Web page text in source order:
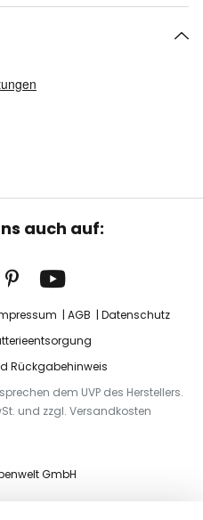
auch auf:
AGB
Datenschutz
Rückgabehinweis
dem UVP des Herstellers.
und zzgl. Versandkosten
GmbH